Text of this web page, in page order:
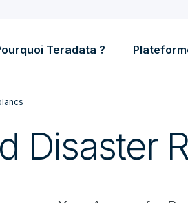
Teradata ?
Disaster